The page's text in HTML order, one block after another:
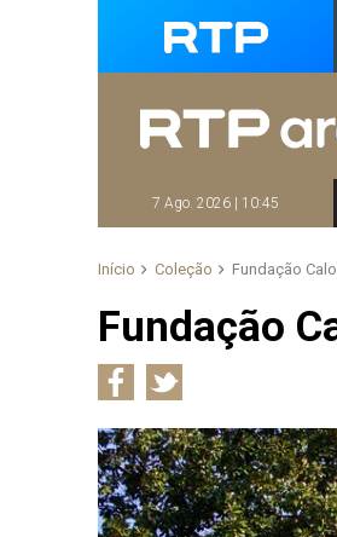
7 Ago. 2026 | 10:45
Início Coleção Fundação
Fundação